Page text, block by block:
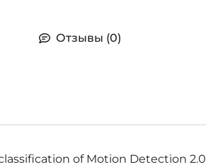
Отзывы (0)
of Motion Detection 2.0